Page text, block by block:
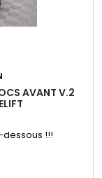
AVANT V.2
dessous !!!